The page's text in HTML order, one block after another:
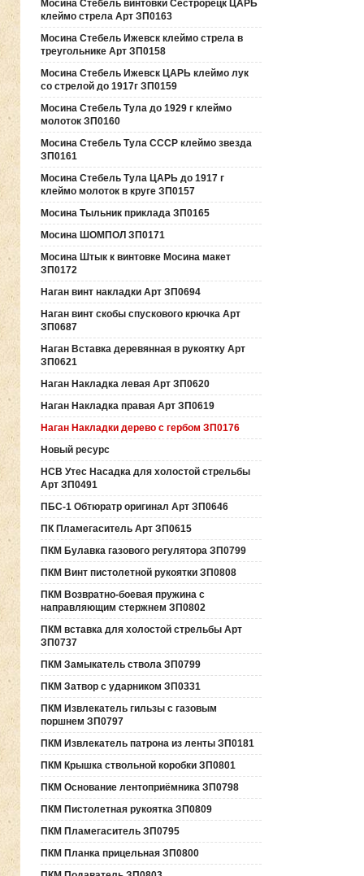
Мосина Стебель винтовки Сестрорецк ЦАРЬ
клеймо стрела Арт ЗП0163
Мосина Стебель Ижевск клеймо стрела в
треугольнике Арт ЗП0158
Мосина Стебель Ижевск ЦАРЬ клеймо лук
со стрелой до 1917г ЗП0159
Мосина Стебель Тула до 1929 г клеймо
молоток ЗП0160
Мосина Стебель Тула СССР клеймо звезда
ЗП0161
Мосина Стебель Тула ЦАРЬ до 1917 г
клеймо молоток в круге ЗП0157
Мосина Тыльник приклада ЗП0165
Мосина ШОМПОЛ ЗП0171
Мосина Штык к винтовке Мосина макет
ЗП0172
Наган винт накладки Арт ЗП0694
Наган винт скобы спускового крючка Арт
ЗП0687
Наган Вставка деревянная в рукоятку Арт
ЗП0621
Наган Накладка левая Арт ЗП0620
Наган Накладка правая Арт ЗП0619
Наган Накладки дерево с гербом ЗП0176
Новый ресурс
НСВ Утес Насадка для холостой стрельбы
Арт ЗП0491
ПБС-1 Обтюратр оригинал Арт ЗП0646
ПК Пламегаситель Арт ЗП0615
ПКМ Булавка газового регулятора ЗП0799
ПКМ Винт пистолетной рукоятки ЗП0808
ПКМ Возвратно-боевая пружина с
направляющим стержнем ЗП0802
ПКМ вставка для холостой стрельбы Арт
ЗП0737
ПКМ Замыкатель ствола ЗП0799
ПКМ Затвор с ударником ЗП0331
ПКМ Извлекатель гильзы с газовым
поршнем ЗП0797
ПКМ Извлекатель патрона из ленты ЗП0181
ПКМ Крышка ствольной коробки ЗП0801
ПКМ Основание лентоприёмника ЗП0798
ПКМ Пистолетная рукоятка ЗП0809
ПКМ Пламегаситель ЗП0795
ПКМ Планка прицельная ЗП0800